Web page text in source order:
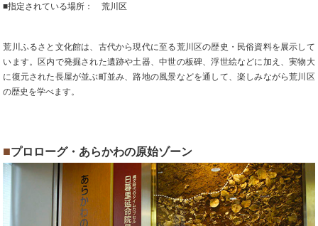
■指定されている場所： 荒川区
荒川ふるさと文化館は、古代から現代に至る荒川区の歴史・民俗資料を展示して
います。区内で発掘された遺跡や土器、中世の板碑、浮世絵などに加え、実物大
に復元された長屋が並ぶ町並み、路地の風景などを通して、楽しみながら荒川区
の歴史を学べます。
■プロローグ・あらかわの原始ゾーン